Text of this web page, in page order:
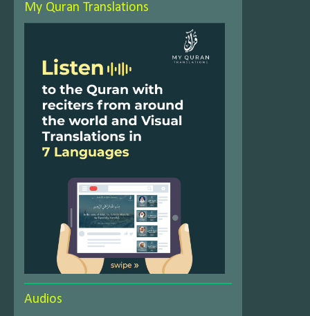
My Quran Translations
Audios